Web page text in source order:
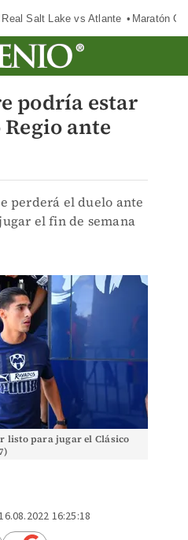
Real Salt Lake vs Atlante Maratón
podría estar
ante
perderá el duelo ante
el fin de semana
listo para jugar el Clásico
16:25:18